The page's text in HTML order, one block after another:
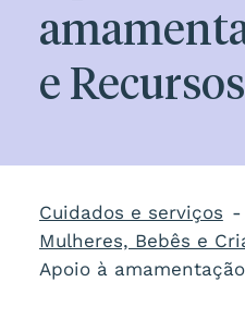
e Recursos
Cuidados e serviços
Mulheres, Bebês e
Apoio à amamentação